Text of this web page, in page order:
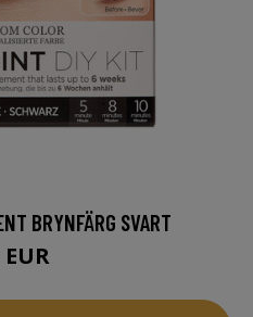
BRYNFÄRG SVART
EUR